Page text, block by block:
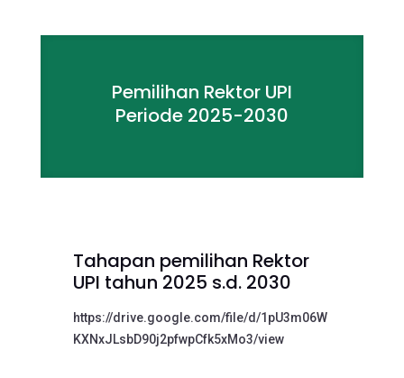
Pemilihan Rektor UPI
Periode 2025-2030
Tahapan pemilihan Rektor
UPI tahun 2025 s.d. 2030
https://drive.google.com/file/d/1pU3m06W
KXNxJLsbD90j2pfwpCfk5xMo3/view